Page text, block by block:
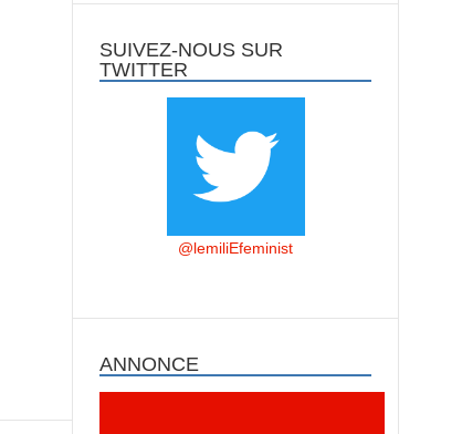
SUIVEZ-NOUS SUR
TWITTER
@lemiliEfeminist
ANNONCE